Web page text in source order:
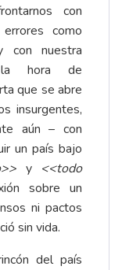
con
como
con nuestra
la hora de
que se abre
insurgentes,
aún – con
un país bajo
y <<todo
sobre un
ni pactos
sin vida.
del país